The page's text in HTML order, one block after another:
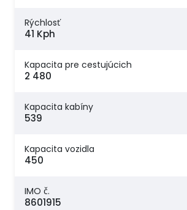
Rýchlosť
41 Kph
Kapacita pre cestujúcich
2 480
Kapacita kabíny
539
Kapacita vozidla
450
IMO č.
8601915